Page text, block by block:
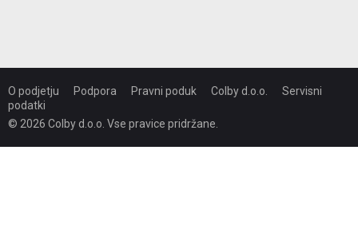
O podjetju Podpora Pravni poduk Colby d.o.o.
Servisni
podatki
© 2026 Colby d.o.o. Vse pravice pridržane.